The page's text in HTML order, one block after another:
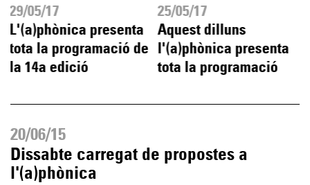
29/05/17
L'(a)phònica presenta
tota la programació de
la 14a edició
25/05/17
Aquest dilluns
l'(a)phònica presenta
tota la programació
20/06/15
Dissabte carregat de propostes a
l'(a)phònica